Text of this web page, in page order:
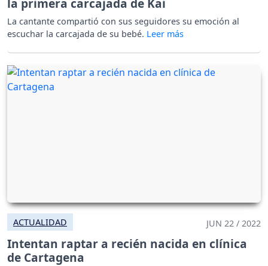
la primera carcajada de Kai
La cantante compartió con sus seguidores su emoción al
escuchar la carcajada de su bebé.
ACTUALIDAD JUN 22 / 2022
Intentan raptar a recién nacida en clínica
de Cartagena